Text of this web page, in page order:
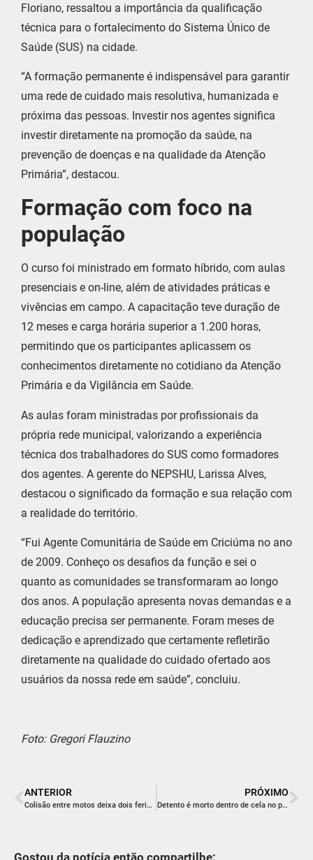
Floriano, ressaltou a importância da qualificação
técnica para o fortalecimento do Sistema Único de
Saúde (SUS) na cidade.
“A formação permanente é indispensável para garantir
uma rede de cuidado mais resolutiva, humanizada e
próxima das pessoas. Investir nos agentes significa
investir diretamente na promoção da saúde, na
prevenção de doenças e na qualidade da Atenção
Primária”, destacou.
Formação com foco na
população
O curso foi ministrado em formato híbrido, com aulas
presenciais e on-line, além de atividades práticas e
vivências em campo. A capacitação teve duração de
12 meses e carga horária superior a 1.200 horas,
permitindo que os participantes aplicassem os
conhecimentos diretamente no cotidiano da Atenção
Primária e da Vigilância em Saúde.
As aulas foram ministradas por profissionais da
própria rede municipal, valorizando a experiência
técnica dos trabalhadores do SUS como formadores
dos agentes. A gerente do NEPSHU, Larissa Alves,
destacou o significado da formação e sua relação com
a realidade do território.
“Fui Agente Comunitária de Saúde em Criciúma no ano
de 2009. Conheço os desafios da função e sei o
quanto as comunidades se transformaram ao longo
dos anos. A população apresenta novas demandas e a
educação precisa ser permanente. Foram meses de
dedicação e aprendizado que certamente refletirão
diretamente na qualidade do cuidado ofertado aos
usuários da nossa rede em saúde”, concluiu.
Foto: Gregori Flauzino
ANTERIOR
Colisão entre motos deixa dois feridos em Jaguaruna
PRÓXIMO
Detento é morto dentro de cela no presídio Regional de Araranguá